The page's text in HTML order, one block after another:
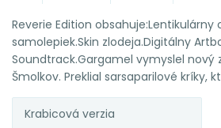
Reverie Edition obsahuje:Lentikulárny
samolepiek.Skin zlodeja.Digitálny
Soundtrack.Gargamel vymyslel nový
Šmolkov. Preklial sarsaparilové kríky,
Krabicová verzia